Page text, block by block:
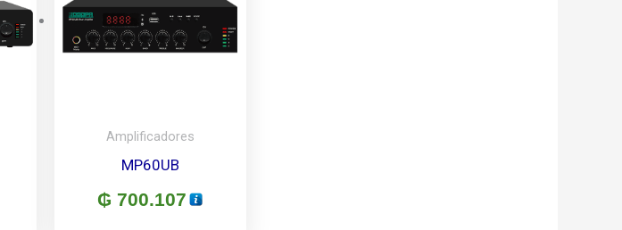
Amplificadores
MP60UB
₲ 700.107